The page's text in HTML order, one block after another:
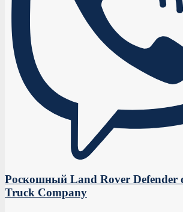
Роскошный Land Rover Defender
Truck Company